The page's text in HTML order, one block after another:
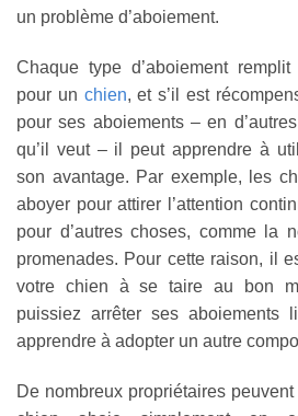
un problème d’aboiement.
Chaque type d’aboiement
pour un chien, et s’il est
pour ses aboiements – en
qu’il veut – il peut apprendre à
son avantage. Par exemple, les
aboyer pour attirer l’attention
pour d’autres choses, comme la
promenades. Pour cette raison, il
votre chien à se taire au bon
puissiez arrêter ses aboiements
apprendre à adopter un autre
De nombreux propriétaires